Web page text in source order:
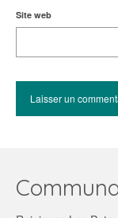
Site web